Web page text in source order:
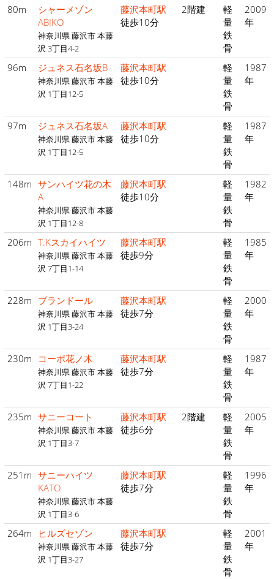
80m
シャーメゾン
ABIKO
神奈川県 藤沢市 本藤
沢 3丁目4-2
藤沢本町駅
徒歩10分
2階建
軽
量
鉄
骨
2009
年
96m ジュネス石名坂B
神奈川県 藤沢市 本藤
沢 1丁目12-5
藤沢本町駅
徒歩10分
軽
量
鉄
骨
1987
年
97m ジュネス石名坂A
神奈川県 藤沢市 本藤
沢 1丁目12-5
藤沢本町駅
徒歩10分
軽
量
鉄
骨
1987
年
148m サンハイツ花の木
A
神奈川県 藤沢市 本藤
沢 1丁目12-8
藤沢本町駅
徒歩10分
軽
量
鉄
骨
1982
年
206m T.Kスカイハイツ
神奈川県 藤沢市 本藤
沢 7丁目1-14
藤沢本町駅
徒歩9分
軽
量
鉄
骨
1985
年
228m ブランドール
神奈川県 藤沢市 本藤
沢 1丁目3-24
藤沢本町駅
徒歩7分
軽
量
鉄
骨
2000
年
230m コーポ花ノ木
神奈川県 藤沢市 本藤
沢 7丁目1-22
藤沢本町駅
徒歩7分
軽
量
鉄
骨
1987
年
235m サニーコート
神奈川県 藤沢市 本藤
沢 1丁目3-7
藤沢本町駅
徒歩6分
2階建
軽
量
鉄
骨
2005
年
251m サニーハイツ
KATO
神奈川県 藤沢市 本藤
沢 1丁目3-6
藤沢本町駅
徒歩7分
軽
量
鉄
骨
1996
年
264m ヒルズセゾン
神奈川県 藤沢市 本藤
沢 1丁目3-27
藤沢本町駅
徒歩7分
軽
量
鉄
骨
2001
年